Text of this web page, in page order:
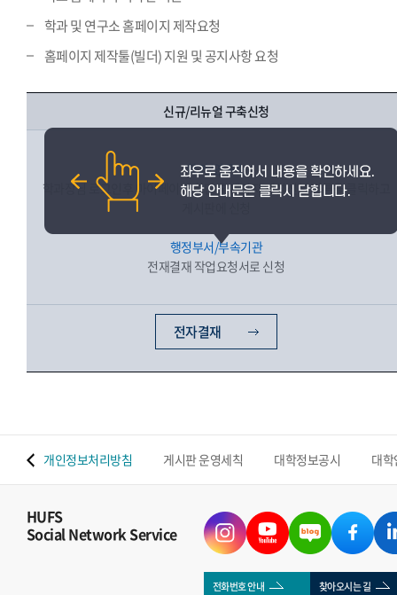
학과 및 연구소 홈페이지 제작요청
홈페이지 제작툴(빌더) 지원 및 공지사항 요청
신규/리뉴얼 구축신청
학과/연구소
학과장님 로그인후 마이페이지 하단 홈페이지 개설신청 버튼을 클릭하고
행정부서/부속기관
전재결재 작업요청서로 신청
전자결재
개인정보처리방침 게시판 운영세칙 대학정보공시 대
HUFS
Social Network Service
전화번호 안내 찾아오시는 길